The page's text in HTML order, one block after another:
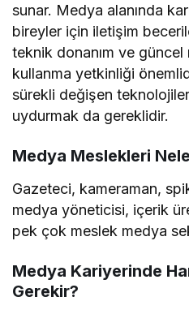
sunar. Medya alanında
bireyler için iletişim
teknik donanım ve güncel
kullanma yetkinliği
sürekli değişen
uydurmak da gereklidir.
Medya Meslekleri
Gazeteci, kameraman,
medya yöneticisi, içerik
pek çok meslek medya
Medya Kariyerinde
Gerekir?